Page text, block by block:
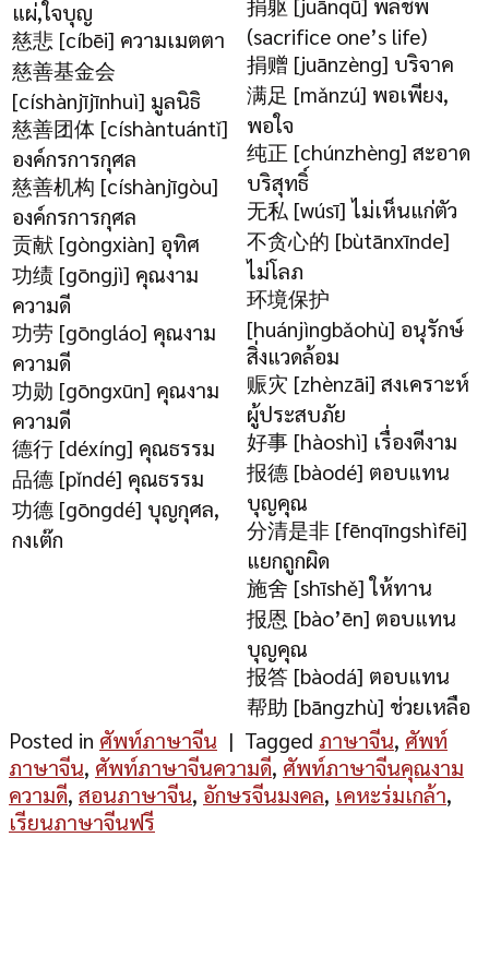
แผ่,ใจบุญ
慈悲 [cíbēi] ความเมตตา
慈善基金会
[císhànjījīnhuì] มูลนิธิ
慈善团体 [císhàntuántǐ]
องค์กรการกุศล
慈善机构 [císhànjīgòu]
องค์กรการกุศล
贡献 [gòngxiàn] อุทิศ
功绩 [gōngjì] คุณงาม
ความดี
功劳 [gōngláo] คุณงาม
ความดี
功勋 [gōngxūn] คุณงาม
ความดี
德行 [déxíng] คุณธรรม
品德 [pǐndé] คุณธรรม
功德 [gōngdé] บุญกุศล,
กงเต๊ก
(sacrifice one’s life)
捐赠 [juānzèng] บริจาค
满足 [mǎnzú] พอเพียง,
พอใจ
纯正 [chúnzhèng] สะอาด
บริสุทธิ์
无私 [wúsī] ไม่เห็นแก่ตัว
不贪心的 [bùtānxīnde]
ไม่โลภ
环境保护
[huánjìngbǎohù] อนุรักษ์
สิ่งแวดล้อม
赈灾 [zhènzāi] สงเคราะห์
ผู้ประสบภัย
好事 [hàoshì] เรื่องดีงาม
报德 [bàodé] ตอบแทน
บุญคุณ
分清是非 [fēnqīngshìfēi]
แยกถูกผิด
施舍 [shīshě] ให้ทาน
报恩 [bào’ēn] ตอบแทน
บุญคุณ
报答 [bàodá] ตอบแทน
帮助 [bāngzhù] ช่วยเหลือ
Posted in ศัพท์ภาษาจีน | Tagged ภาษาจีน, ศัพท์
ภาษาจีน, ศัพท์ภาษาจีนความดี, ศัพท์ภาษาจีนคุณงาม
ความดี, สอนภาษาจีน, อักษรจีนมงคล, เคหะร่มเกล้า,
เรียนภาษาจีนฟรี